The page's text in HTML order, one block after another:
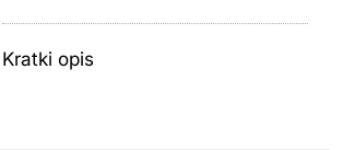
Kratki opis